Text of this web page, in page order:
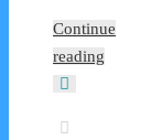
Continue
reading